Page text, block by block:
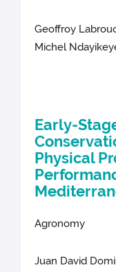
Geoffroy
Michel
Early-
Physical
Agronomy
Juan David